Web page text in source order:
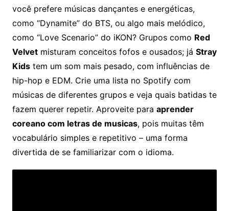
você prefere músicas dançantes e energéticas,
como “Dynamite” do BTS, ou algo mais melódico,
como “Love Scenario” do iKON? Grupos como Red
Velvetmisturam conceitos fofos e ousados; já Stray
Kidstem um som mais pesado, com influências de
hip-hop e EDM. Crie uma lista no Spotify com
músicas de diferentes grupos e veja quais batidas te
fazem querer repetir. Aproveite para aprender
coreano com letras de musicas, pois muitas têm
vocabulário simples e repetitivo – uma forma
divertida de se familiarizar com o idioma.